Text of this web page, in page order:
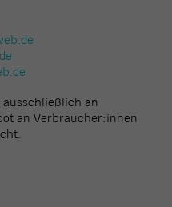
an
an Verbraucher:innen